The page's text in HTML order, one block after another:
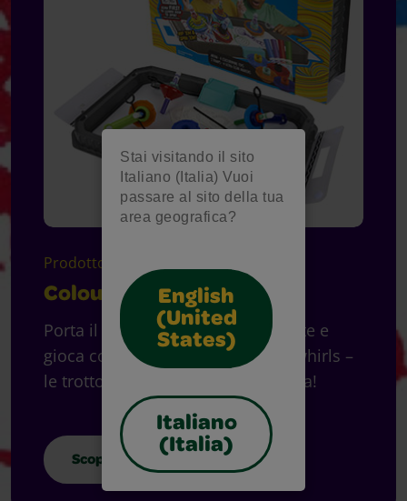
Stai visitando il sito
Italiano (Italia) Vuoi
passare al sito della tua
area geografica?
English
(United
States)
Italiano
(Italia)
Prodotto
Colourwhirls Arena
Porta il divertimento sempre con te e
gioca con i tuoi amici e le Colourwhirls –
le trottole dei colori ovunque tu sia!
Scopri di più